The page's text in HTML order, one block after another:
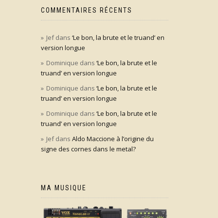
COMMENTAIRES RÉCENTS
Jefdans ‘Le bon, la brute et le truand’ en
version longue
Dominique dans ‘Le bon, la brute et le
truand’ en version longue
Dominique dans ‘Le bon, la brute et le
truand’ en version longue
Dominique dans ‘Le bon, la brute et le
truand’ en version longue
Jefdans Aldo Maccione à l’origine du
signe des cornes dans le metal?
MA MUSIQUE